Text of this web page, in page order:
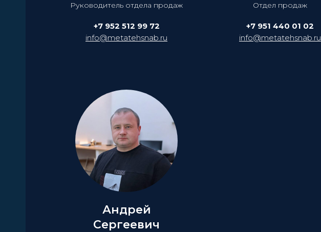
Руководитель отдела продаж
+7 952 512 99 72
info@metatehsnab.ru
Отдел продаж
+7 951 440 01 02
info@metatehsnab.ru
Андрей
Сергеевич